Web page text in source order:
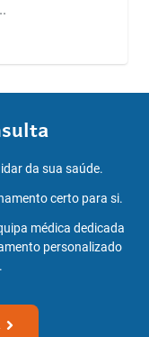
da sua saúde.
certo para si.
médica dedicada
personalizado